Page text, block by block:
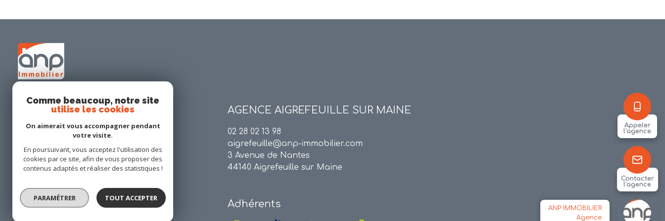
ANP IMMOBILIER
Agence
Appeler
l'agence
Contacter
l'agence
ANP IMMOBILIER
34 place Georges Gaudet
44140 Geneston
AGENCE AIGREFEUILLE SUR MAINE
02 28 02 13 98
aigrefeuille@anp-immobilier.com
3 Avenue de Nantes
44140 Aigrefeuille sur Maine
Restons connecté Adhérents
Comme beaucoup, notre site
utilise les cookies
On aimerait vous accompagner pendant
votre visite.
En poursuivant, vous acceptez l'utilisation des
cookies par ce site, afin de vous proposer des
contenus adaptés et réaliser des statistiques !
PARAMÉTRER TOUT ACCEPTER